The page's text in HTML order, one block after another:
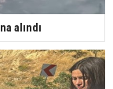
alındı